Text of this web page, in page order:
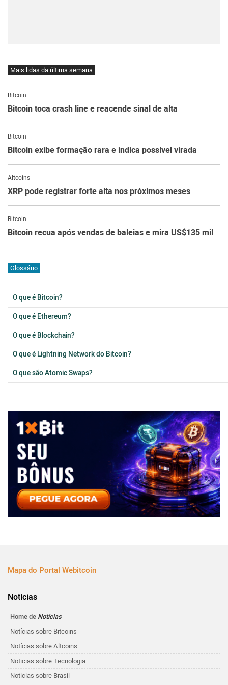
Mais lidas da última semana
Bitcoin
Bitcoin toca crash line e reacende sinal de alta
Bitcoin
Bitcoin exibe formação rara e indica possível virada
Altcoins
XRP pode registrar forte alta nos próximos meses
Bitcoin
Bitcoin recua após vendas de baleias e mira US$135 mil
Glossário
O que é Bitcoin?
O que é Ethereum?
O que é Blockchain?
O que é Lightning Network do Bitcoin?
O que são Atomic Swaps?
Mapa do Portal Webitcoin
Notícias
Home de Notícias
Notícias sobre Bitcoins
Notícias sobre Altcoins
Noticias sobre Tecnologia
Noticias sobre Brasil